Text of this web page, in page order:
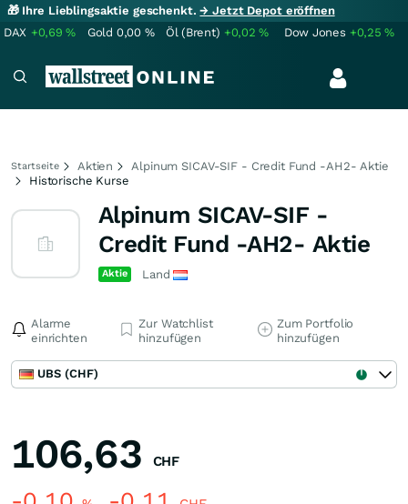
🎁 Ihre Lieblingsaktie geschenkt.→ Jetzt Depot eröffnen
DAX +0,69% Gold 0,00 % Öl (Brent) +0,02% Dow Jones +0,25%
Startseite Aktien
Alpinum SICAV-SIF - Credit Fund -AH2- Aktie
Historische Kurse
Alpinum SICAV-SIF -
Credit Fund -AH2- Aktie
Aktie Land
Alarme
einrichten
Zur Watchlist
hinzufügen
Zum Portfolio
hinzufügen
UBS (CHF)
106,63 CHF